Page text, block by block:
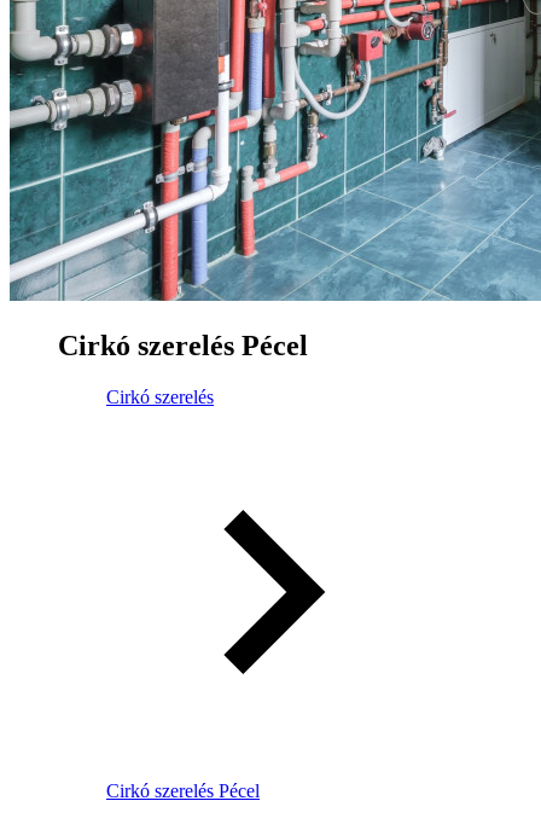
Cirkó szerelés Pécel
Cirkó szerelés
Cirkó szerelés Pécel